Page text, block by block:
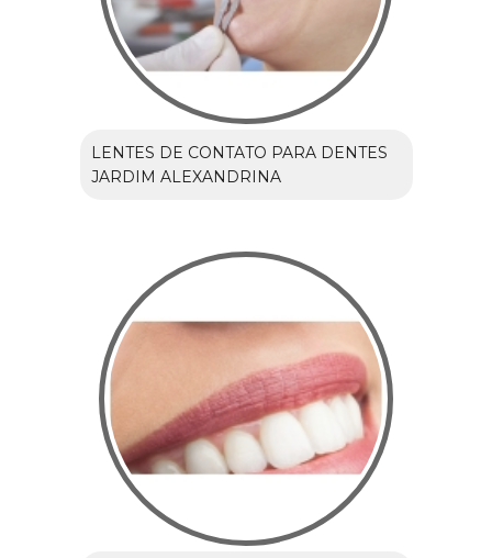
LENTES DE CONTATO PARA DENTES
JARDIM ALEXANDRINA